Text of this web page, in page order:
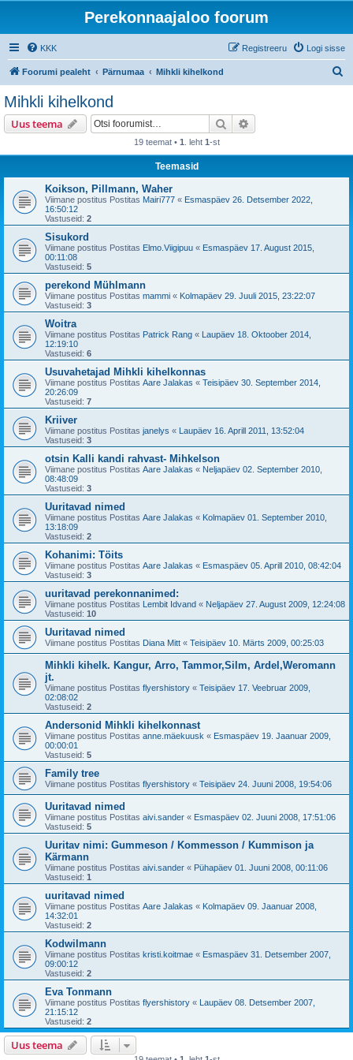
Perekonnaajaloo foorum
KKK Logi sisse
Registreeru
Foorumi pealeht Pärnumaa Mihkli kihelkond
Mihkli kihelkond
Uus teema Otsi
19 teemat • 1 . leht 1-st
Teemasid
Koikson, Pillmann, Waher
Viimane postitus Postitas Mairi777 « Esmaspäev 26. Detsember 2022,
16:50:12
Vastuseid: 2
Sisukord
Viimane postitus Postitas Elmo.Viigipuu « Esmaspäev 17. August 2015,
00:11:08
Vastuseid: 5
perekond Mühlmann
Viimane postitus Postitas mammi « Kolmapäev 29. Juuli 2015, 23:22:07
Vastuseid: 3
Woitra
Viimane postitus Postitas Patrick Rang « Laupäev 18. Oktoober 2014,
12:19:10
Vastuseid: 6
Usuvahetajad Mihkli kihelkonnas
Viimane postitus Postitas Aare Jalakas « Teisipäev 30. September 2014,
20:26:09
Vastuseid: 7
Kriiver
Viimane postitus Postitas janelys « Laupäev 16. Aprill 2011, 13:52:04
Vastuseid: 3
otsin Kalli kandi rahvast- Mihkelson
Viimane postitus Postitas Aare Jalakas « Neljapäev 02. September 2010,
08:48:09
Vastuseid: 3
Uuritavad nimed
Viimane postitus Postitas Aare Jalakas « Kolmapäev 01. September 2010,
13:18:09
Vastuseid: 2
Kohanimi: Töits
Viimane postitus Postitas Aare Jalakas « Esmaspäev 05. Aprill 2010, 08:42:04
Vastuseid: 3
uuritavad perekonnanimed:
Viimane postitus Postitas Lembit Idvand « Neljapäev 27. August 2009, 12:24:08
Vastuseid: 10
Uuritavad nimed
Viimane postitus Postitas Diana Mitt « Teisipäev 10. Märts 2009, 00:25:03
Mihkli kihelk. Kangur, Arro, Tammor,Silm, Ardel,Weromann
jt.
Viimane postitus Postitas flyershistory « Teisipäev 17. Veebruar 2009,
02:08:02
Vastuseid: 2
Andersonid Mihkli kihelkonnast
Viimane postitus Postitas anne.mäekuusk « Esmaspäev 19. Jaanuar 2009,
00:00:01
Vastuseid: 5
Family tree
Viimane postitus Postitas flyershistory « Teisipäev 24. Juuni 2008, 19:54:06
Uuritavad nimed
Viimane postitus Postitas aivi.sander « Esmaspäev 02. Juuni 2008, 17:51:06
Vastuseid: 5
Uuritav nimi: Gummeson / Kommesson / Kummison ja
Kärmann
Viimane postitus Postitas aivi.sander « Pühapäev 01. Juuni 2008, 00:11:06
Vastuseid: 1
uuritavad nimed
Viimane postitus Postitas Aare Jalakas « Kolmapäev 09. Jaanuar 2008,
14:32:01
Vastuseid: 2
Kodwilmann
Viimane postitus Postitas kristi.koitmae « Esmaspäev 31. Detsember 2007,
09:00:12
Vastuseid: 2
Eva Tonmann
Viimane postitus Postitas flyershistory « Laupäev 08. Detsember 2007,
21:15:12
Vastuseid: 2
Uus teema